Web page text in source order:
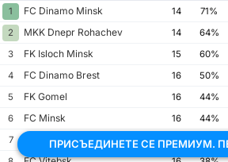
1 FC Dinamo Minsk 14 71%
2
MKK Dnepr Rohachev 14 64%
3
FK Isloch Minsk 15 60%
4
FC Dinamo Brest 16 50%
5
FK Gomel 16 44%
6
FC Minsk 16 44%
7
FC Torpedo BelAZ Zhodino 15 40%
ПРИСЪЕДИНЕТЕ СЕ ПРЕМИУМ.